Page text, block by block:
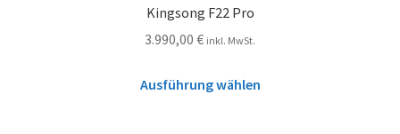
Kingsong F22 Pro
3.990,00 € inkl. MwSt.
Ausführung wählen